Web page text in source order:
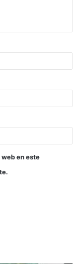
en este